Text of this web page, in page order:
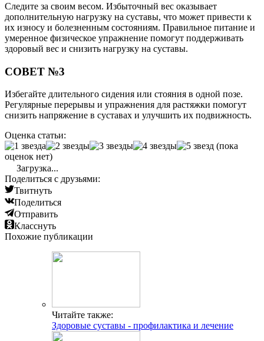
Следите за своим весом. Избыточный вес оказывает
дополнительную нагрузку на суставы, что может привести к
их износу и болезненным состояниям. Правильное питание и
умеренное физическое упражнение помогут поддерживать
здоровый вес и снизить нагрузку на суставы.
СОВЕТ №3
Избегайте длительного сидения или стояния в одной позе.
Регулярные перерывы и упражнения для растяжки помогут
снизить напряжение в суставах и улучшить их подвижность.
Оценка статьи:
(пока
оценок нет)
Загрузка...
Поделиться с друзьями:
Твитнуть
Поделиться
Отправить
Класснуть
Похожие публикации
Читайте также:
Здоровые суставы - профилактика и лечение